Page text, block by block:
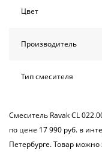
Цвет
Производитель
Тип смесителя
Смеситель Ravak CL
по цене 17 990 руб. в
Петербурге. Товар